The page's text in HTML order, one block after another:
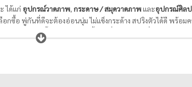
ได้แก่ อุปกรณ์วาดภาพ, กระดาษ / สมุดวาดภาพและอุปกรณ์ศิล
ซื้อ พู่กันที่ดีจะต้องอ่อนนุ่ม ไม่แข็งกระด้าง สปริงตัวได้ดี พร้อมค
บายสีต้องมีเนื้อกระดาษและพื้นผิวที่เหมาะกับสีที่เราเลือกใช้ในก